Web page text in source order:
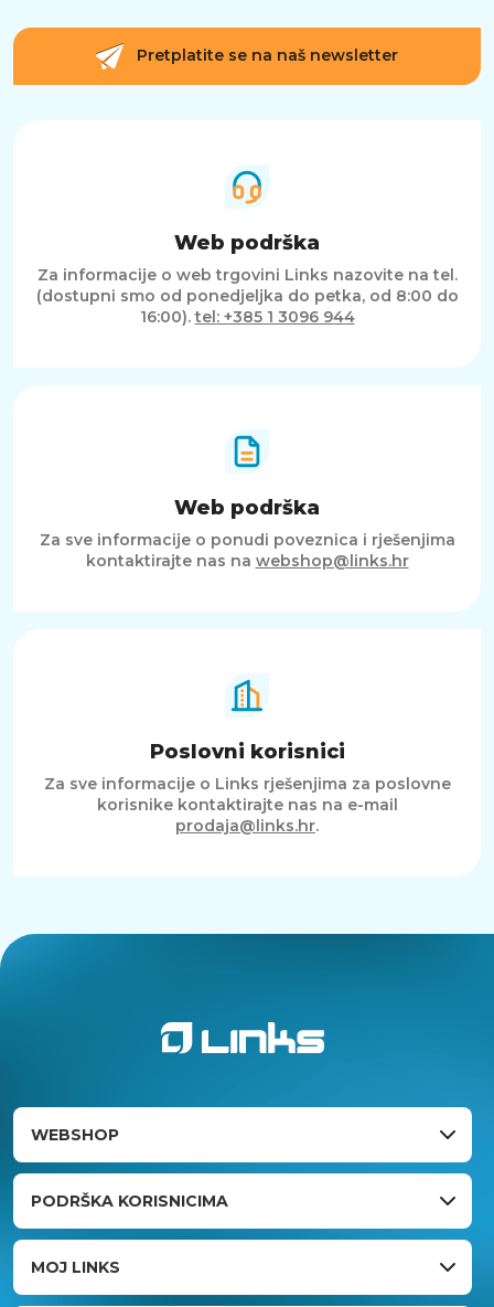
Pretplatite se na naš newsletter
Web podrška
Za informacije o web trgovini Links nazovite na tel.
(dostupni smo od ponedjeljka do petka, od 8:00 do
16:00).tel: +385 1 3096 944
Web podrška
Za sve informacije o ponudi poveznica i rješenjima
kontaktirajte nas na webshop@links.hr
Poslovni korisnici
Za sve informacije o Links rješenjima za poslovne
korisnike kontaktirajte nas na e-mail
prodaja@links.hr.
WEBSHOP
PODRŠKA KORISNICIMA
MOJ LINKS